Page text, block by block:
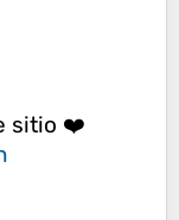
sitio ❤️